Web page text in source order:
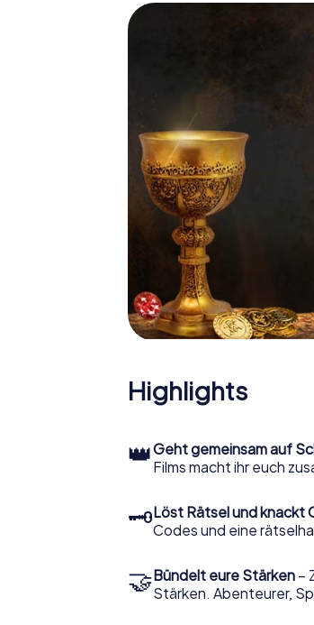
Highlights
👑Geht gemeinsam auf
Films macht ihr euch
🗝Löst Rätsel und knackt
Codes und eine
🤝Bündelt eure Stärken –
Stärken. Abenteurer,